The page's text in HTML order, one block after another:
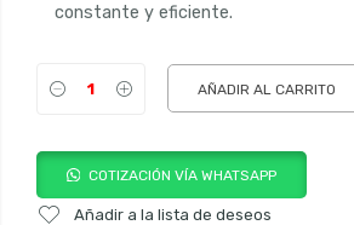
constante y eficiente.
AÑADIR AL CARRITO
COTIZACIÓN VÍA WHATSAPP
Añadir a la lista de deseos